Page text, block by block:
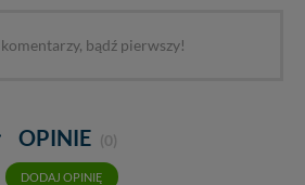
bądź pierwszy!
OPINIE (0)
DODAJ OPINIĘ